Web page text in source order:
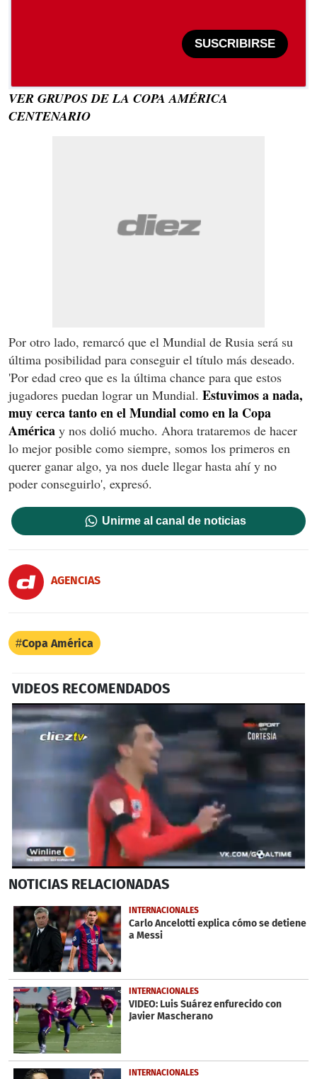
SUSCRIBIRSE
VER GRUPOS DE LA COPA AMÉRICA
CENTENARIO
Por otro lado, remarcó que el Mundial de Rusia será su
última posibilidad para conseguir el título más deseado.
'Por edad creo que es la última chance para que estos
jugadores puedan lograr un Mundial. Estuvimos a nada,
muy cerca tanto en el Mundial como en la Copa
América y nos dolió mucho. Ahora trataremos de hacer
lo mejor posible como siempre, somos los primeros en
querer ganar algo, ya nos duele llegar hasta ahí y no
poder conseguirlo', expresó.
Unirme al canal de noticias
AGENCIAS
Copa América
VIDEOS RECOMENDADOS
seconds
40
seconds
NOTICIAS RELACIONADAS
INTERNACIONALES
Carlo Ancelotti explica cómo se detiene
a Messi
INTERNACIONALES
VIDEO: Luis Suárez enfurecido con
Javier Mascherano
INTERNACIONALES